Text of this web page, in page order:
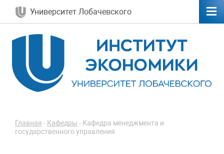
Университет Лобачевского
Главная - Кафедры - Кафедра менеджмента и
государственного управления